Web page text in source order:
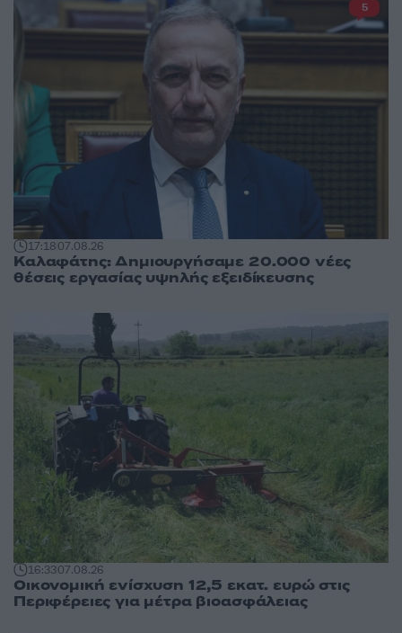
17:1807.08.26
Καλαφάτης: Δημιουργήσαμε 20.000 νέες
θέσεις εργασίας υψηλής εξειδίκευσης
5
16:3307.08.26
Οικονομική ενίσχυση 12,5 εκατ. ευρώ στις
Περιφέρειες για μέτρα βιοασφάλειας